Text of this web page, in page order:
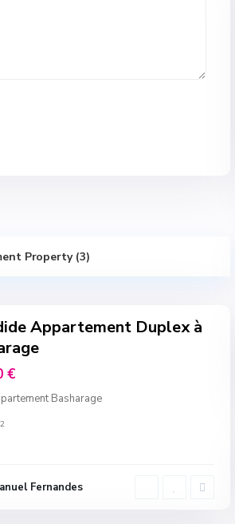
Property (3)
Appartement Duplex à
€
Basharage
2
Fernandes